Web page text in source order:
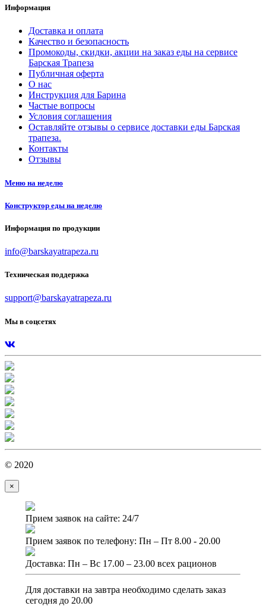
Информация
Доставка и оплата
Качество и безопасность
Промокоды, скидки, акции на заказ еды на сервисе
Барская Трапеза
Публичная оферта
О нас
Инструкция для Барина
Частые вопросы
Условия соглашения
Оставляйте отзывы о сервисе доставки еды Барская
трапеза.
Контакты
Отзывы
Меню на неделю
Конструктор еды на неделю
Информация по продукции
info@barskayatrapeza.ru
Техническая поддержка
support@barskayatrapeza.ru
Мы в соцсетях
© 2020
×
Прием заявок на сайте: 24/7
Прием заявок по телефону: Пн – Пт 8.00 - 20.00
Доставка: Пн – Вс 17.00 – 23.00 всех рационов
Для доставки на завтра необходимо сделать заказ
сегодня до 20.00